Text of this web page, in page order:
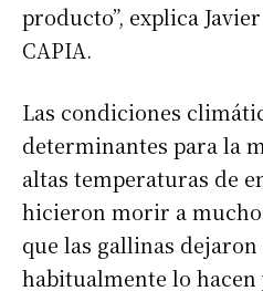
producto”, explica
CAPIA.
Las condiciones
determinantes para la
altas temperaturas de
hicieron morir a
que las gallinas
habitualmente lo hacen